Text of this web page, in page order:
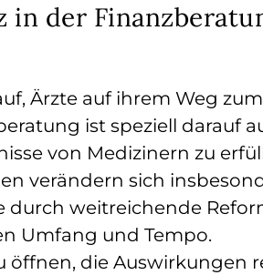
in der
Ärzte auf ihrem Weg
ist speziell darauf
von Medizinern zu
verändern sich
durch weitreichende
Umfang und Tempo.
öffnen, die Auswirkungen